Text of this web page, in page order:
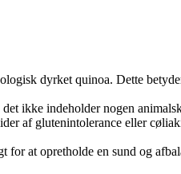
dyrket quinoa. Dette
ikke indeholder nogen
af glutenintolerance eller
at opretholde en sund og